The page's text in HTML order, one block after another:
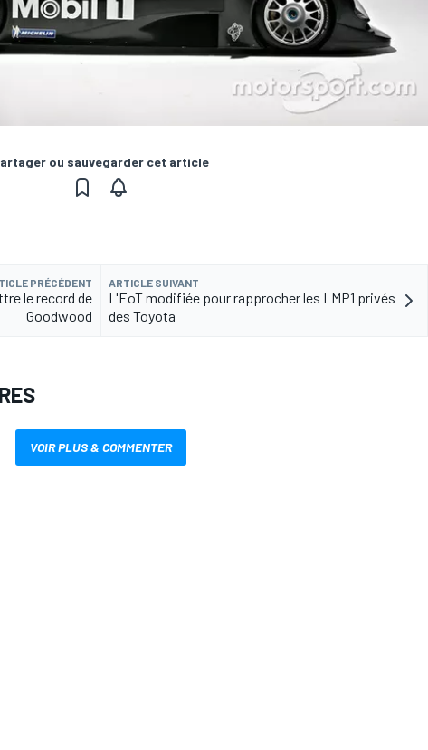
ou sauvegarder cet article
PRÉCÉDENT
le record de
Goodwood
ARTICLE SUIVANT
L'EoT modifiée pour rapprocher les LMP1 privés
des Toyota
VOIR PLUS & COMMENTER